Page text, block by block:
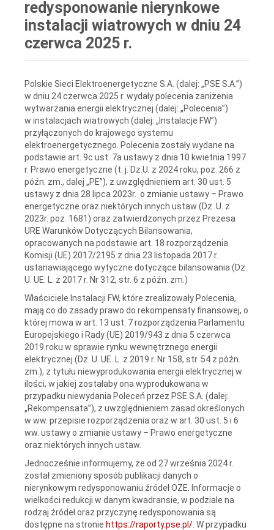
redysponowanie nierynkowe
instalacji wiatrowych w dniu 24
czerwca 2025 r.
Polskie Sieci Elektroenergetyczne S.A. (dalej: „PSE S.A.”)
w dniu 24 czerwca 2025 r. wydały polecenia zaniżenia
wytwarzania energii elektrycznej (dalej: „Polecenia”)
w instalacjach wiatrowych (dalej: „Instalacje FW”)
przyłączonych do krajowego systemu
elektroenergetycznego. Polecenia zostały wydane na
podstawie art. 9c ust. 7a ustawy z dnia 10 kwietnia 1997
r. Prawo energetyczne (t. j. Dz.U. z 2024 roku, poz. 266 z
późn. zm., dalej „PE”), z uwzględnieniem art. 30 ust. 5
ustawy z dnia 28 lipca 2023r. o zmianie ustawy – Prawo
energetyczne oraz niektórych innych ustaw (Dz. U. z
2023r. poz. 1681) oraz zatwierdzonych przez Prezesa
URE Warunków Dotyczących Bilansowania,
opracowanych na podstawie art. 18 rozporządzenia
Komisji (UE) 2017/2195 z dnia 23 listopada 2017 r.
ustanawiającego wytyczne dotyczące bilansowania (Dz.
U. UE. L. z 2017 r. Nr 312, str. 6 z późn. zm.)
Właściciele Instalacji FW, które zrealizowały Polecenia,
mają co do zasady prawo do rekompensaty finansowej, o
której mowa w art. 13 ust. 7 rozporządzenia Parlamentu
Europejskiego i Rady (UE) 2019/943 z dnia 5 czerwca
2019 roku w sprawie rynku wewnętrznego energii
elektrycznej (Dz. U. UE. L. z 2019 r. Nr 158, str. 54 z późn.
zm.), z tytułu niewyprodukowania energii elektrycznej w
ilości, w jakiej zostałaby ona wyprodukowana w
przypadku niewydania Poleceń przez PSE S.A. (dalej:
„Rekompensata”), z uwzględnieniem zasad określonych
w ww. przepisie rozporządzenia oraz w art. 30 ust. 5 i 6
ww. ustawy o zmianie ustawy – Prawo energetyczne
oraz niektórych innych ustaw.
Jednocześnie informujemy, że od 27 września 2024 r.
został zmieniony sposób publikacji danych o
nierynkowym redysponowaniu źródeł OZE. Informacje o
wielkości redukcji w danym kwadransie, w podziale na
rodzaj źródeł oraz przyczynę redysponowania są
dostępne na stronie https://raporty.pse.pl/ . W przypadku